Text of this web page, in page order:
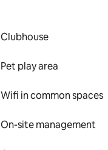
Clubhouse
Pet play area
Wifi in common spaces
On-site management